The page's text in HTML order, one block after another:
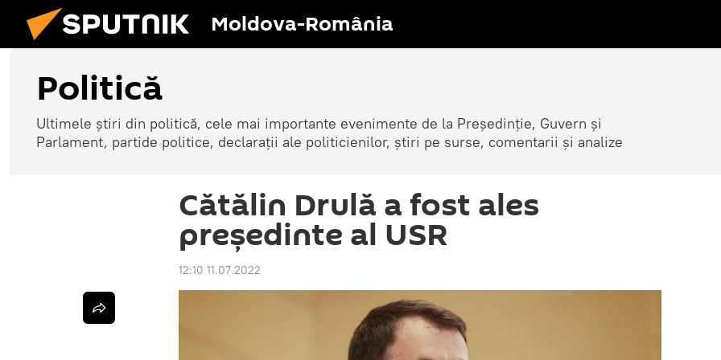
Moldova-România
Politică
Ultimele știri din politică, cele mai importante evenimente de la Președinție, Guvern și
Parlament, partide politice, declarații ale politicienilor, știri pe surse, comentarii și analize
Cătălin Drulă a fost ales
președinte al USR
12:10 11.07.2022